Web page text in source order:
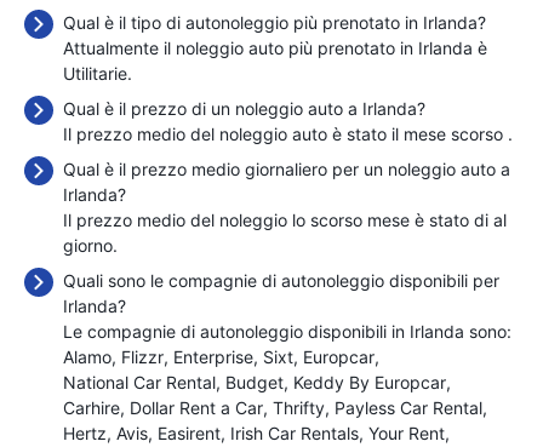
Qual è il tipo di autonoleggio più prenotato in Irlanda?
Attualmente il noleggio auto più prenotato in Irlanda è
Utilitarie.
Qual è il prezzo di un noleggio auto a Irlanda?
Il prezzo medio del noleggio auto è stato il mese scorso .
Qual è il prezzo medio giornaliero per un noleggio auto a
Irlanda?
Il prezzo medio del noleggio lo scorso mese è stato di al
giorno.
Quali sono le compagnie di autonoleggio disponibili per
Irlanda?
Le compagnie di autonoleggio disponibili in Irlanda sono:
Alamo Flizzr Enterprise Sixt Europcar
National Car Rental Budget Keddy By Europcar
Carhire Dollar Rent a Car Thrifty Payless Car Rental
Hertz Avis Easirent Irish Car Rentals Your Rent